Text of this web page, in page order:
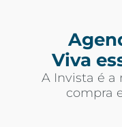
Viva
A Invista é a
compra